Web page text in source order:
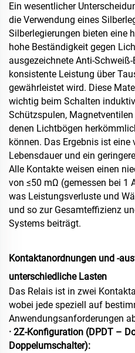
Ein wesentlicher
die Verwendung eines
Silberlegierungen bieten eine
hohe Beständigkeit gegen
ausgezeichnete Anti-
konsistente Leistung über
gewährleistet wird. Diese
wichtig beim Schalten
Schützspulen,
denen Lichtbögen
können. Das Ergebnis ist eine
Lebensdauer und ein
Alle Kontakte weisen einen
von ≤50 mΩ (gemessen bei 1
was Leistungsverluste und
und so zur Gesamteffizienz
Systems beiträgt.
Kontaktanordnungen und -
unterschiedliche Lasten
Das Relais ist in zwei
wobei jede speziell auf
Anwendungsanforderungen
· 2Z-Konfiguration (DPDT –
Doppelumschalter):